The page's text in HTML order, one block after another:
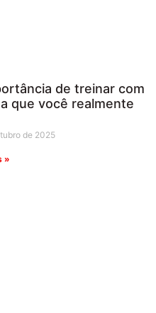
de treinar com
que você realmente
de 2025
»